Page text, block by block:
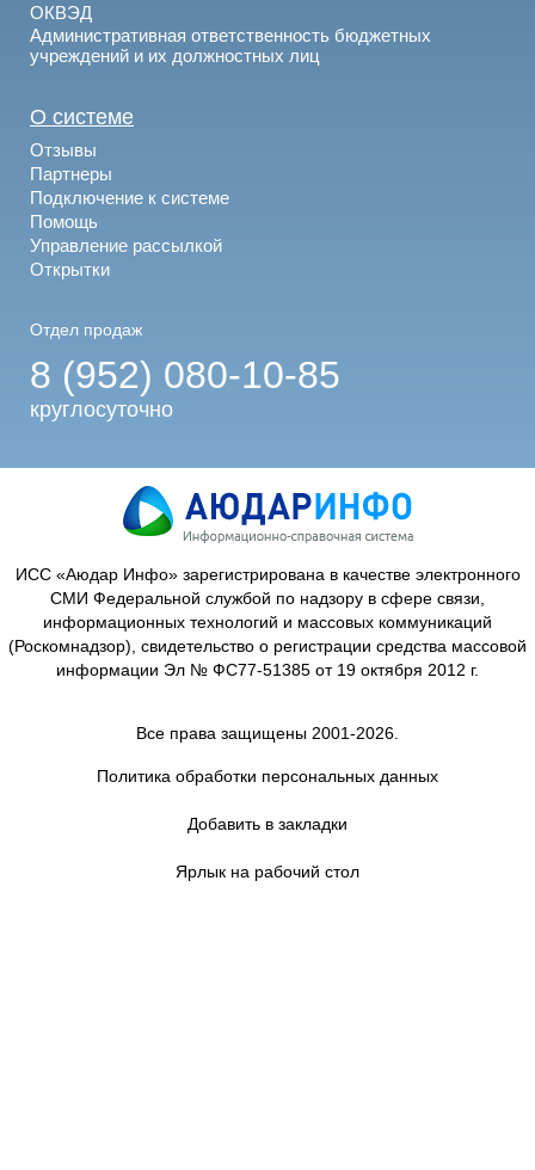
ОКВЭД
Административная ответственность бюджетных
учреждений и их должностных лиц
О системе
Отзывы
Партнеры
Подключение к системе
Помощь
Управление рассылкой
Открытки
Отдел продаж
8 (952) 080-10-85
круглосуточно
ИСС «Аюдар Инфо» зарегистрирована в качестве электронного
СМИ Федеральной службой по надзору в сфере связи,
информационных технологий и массовых коммуникаций
(Роскомнадзор), свидетельство о регистрации средства массовой
информации Эл № ФС77-51385 от 19 октября 2012 г.
Все права защищены 2001-2026.
Политика обработки персональных данных
Добавить в закладки
Ярлык на рабочий стол